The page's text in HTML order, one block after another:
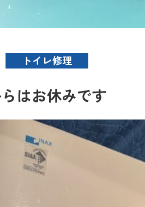
トイレ修理
はお休みです